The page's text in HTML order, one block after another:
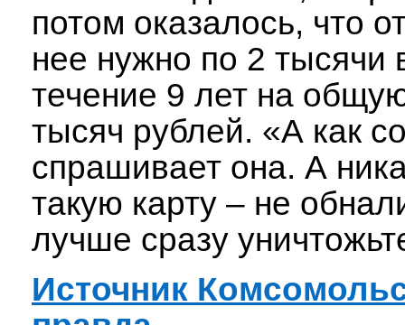
потом оказалось, что
нее нужно по 2 тысячи
течение 9 лет на
тысяч рублей. «А как
спрашивает она. А
такую карту – не
лучше сразу
Источник